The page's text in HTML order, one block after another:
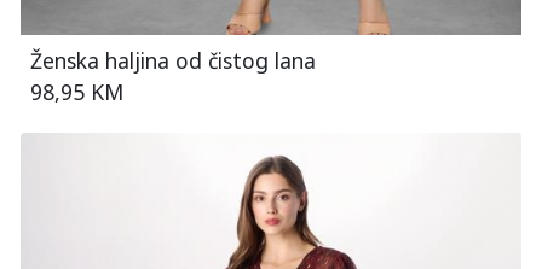
Ženska haljina od čistog lana
98,95 KM